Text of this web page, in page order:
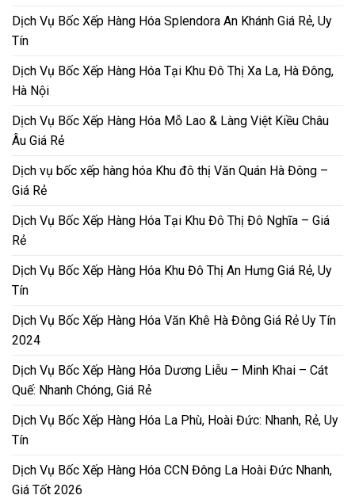
Dịch Vụ Bốc Xếp Hàng Hóa Splendora An Khánh Giá Rẻ, Uy
Tín
Dịch Vụ Bốc Xếp Hàng Hóa Tại Khu Đô Thị Xa La, Hà Đông,
Hà Nội
Dịch Vụ Bốc Xếp Hàng Hóa Mỗ Lao & Làng Việt Kiều Châu
Âu Giá Rẻ
Dịch vụ bốc xếp hàng hóa Khu đô thị Văn Quán Hà Đông –
Giá Rẻ
Dịch Vụ Bốc Xếp Hàng Hóa Tại Khu Đô Thị Đô Nghĩa – Giá
Rẻ
Dịch Vụ Bốc Xếp Hàng Hóa Khu Đô Thị An Hưng Giá Rẻ, Uy
Tín
Dịch Vụ Bốc Xếp Hàng Hóa Văn Khê Hà Đông Giá Rẻ Uy Tín
2024
Dịch Vụ Bốc Xếp Hàng Hóa Dương Liễu – Minh Khai – Cát
Quế: Nhanh Chóng, Giá Rẻ
Dịch Vụ Bốc Xếp Hàng Hóa La Phù, Hoài Đức: Nhanh, Rẻ, Uy
Tín
Dịch Vụ Bốc Xếp Hàng Hóa CCN Đông La Hoài Đức Nhanh,
Giá Tốt 2026